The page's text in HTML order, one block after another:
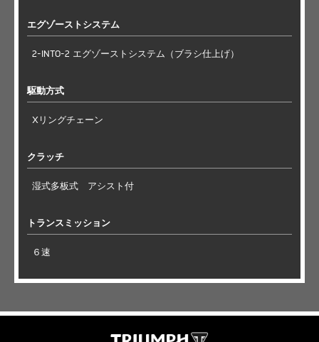
エグゾーストシステム
2-INTO-2 エグゾーストシステム（ブラシ仕上げ）
駆動方式
Xリングチェーン
クラッチ
湿式多板式 アシスト付
トランスミッション
６速